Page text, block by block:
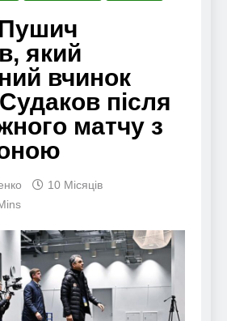
який
вчинок
після
матчу з
10 Місяців